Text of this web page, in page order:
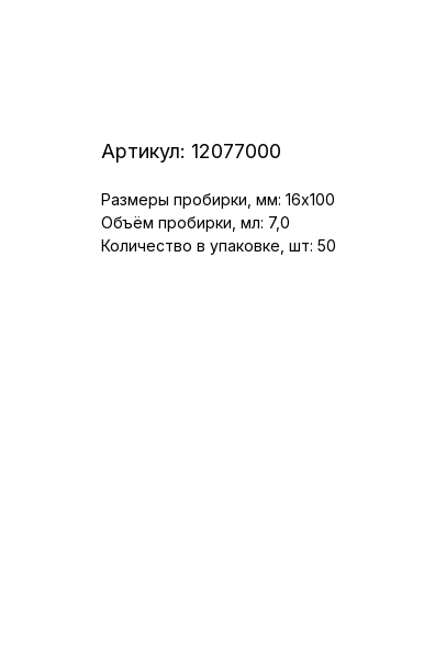
Артикул: 12077000
Размеры пробирки, мм: 16x100
Объём пробирки, мл: 7,0
Количество в упаковке, шт: 50